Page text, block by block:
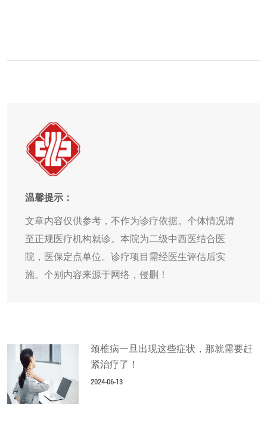
温馨提示：
文章内容仅供参考，不作为诊疗依据。个体情况请
至正规医疗机构就诊。本院为二级中西医结合医
院，医保定点单位。诊疗项目需经医生评估后实
施。个别内容来源于网络，侵删！
颈椎病一旦出现这些症状，那就需要赶
紧治疗了！
2024-06-13